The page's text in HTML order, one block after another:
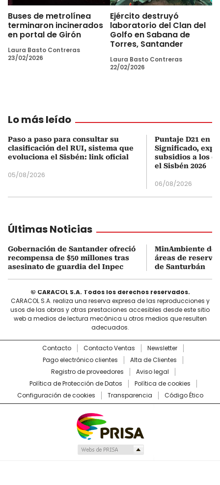
Buses de metrolínea
terminaron incinerados
en portal de Girón
Laura Basto Contreras
23/02/2026
Ejército destruyó
laboratorio del Clan del
Golfo en Sabana de
Torres, Santander
Laura Basto Contreras
22/02/2026
Lo más leído
Paso a paso para consultar su
clasificación del RUI, sistema que
evoluciona el Sisbén: link oficial
05/08/2026
Puntaje D21 en
Significado,
subsidios a los
el Sisbén 2026
06/08/2026
Últimas Noticias
Gobernación de Santander ofreció
recompensa de $50 millones tras
asesinato de guardia del Inpec
MinAmbiente
áreas de reserva
de Santurbán
© CARACOL S.A. Todos los derechos reservados.
CARACOL S.A. realiza una reserva expresa de las reproducciones y
usos de las obras y otras prestaciones accesibles desde este sitio
web a medios de lectura mecánica u otros medios que resulten
adecuados.
Contacto Contacto Ventas
Newsletter
Pago electrónico clientes
Alta de Clientes
Registro de proveedores
Aviso legal
Política de Protección de Datos
Política de cookies
Configuración de cookies
Transparencia Código Ético